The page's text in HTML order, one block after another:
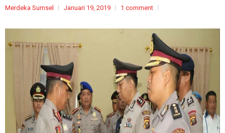
Merdeka Sumsel Januari 19, 2019 1 comment